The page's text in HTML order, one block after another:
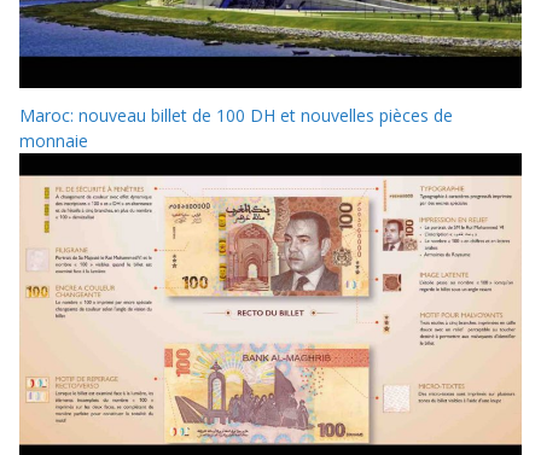
Maroc: nouveau billet de 100 DH et nouvelles pièces de
monnaie